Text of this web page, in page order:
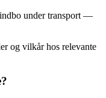
under transport —
og vilkår hos relevante